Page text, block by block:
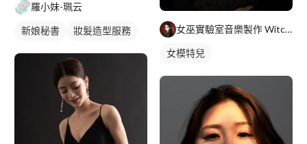
羅小妹-珮云
新娘秘書 妝髮造型服務 女巫實驗室音樂製作 Witch Lab Music
女模特兒